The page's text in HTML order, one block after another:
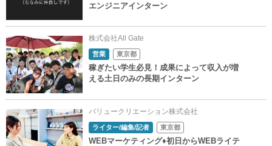
エンジニアインターン
株式会社All Gate
営業 東京都
稼ぎたい学生必見！成果によって収入が増
える土日のみの長期インターン
バリュークリエーション株式会社
ライター/編集/記者 東京都
WEBマーケティング♦初日からWEBライテ